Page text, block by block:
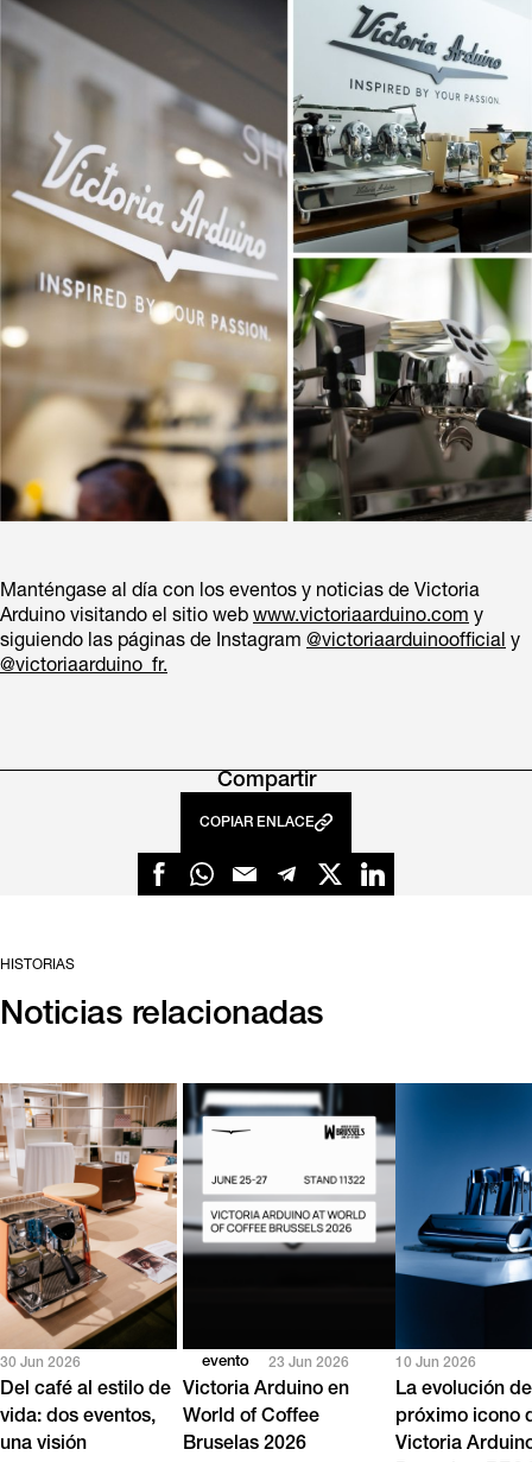
Manténgase al día con los eventos y noticias de Victoria
Arduino visitando el sitio web www.victoriaarduino.com y
siguiendo las páginas de Instagram @victoriaarduinoofficial y
@victoriaarduino_fr.
Compartir
COPIAR ENLACE
HISTORIAS
Noticias relacionadas
30 Jun 2026
Del café al estilo de
vida: dos eventos,
una visión
evento 23 Jun 2026
Victoria Arduino en
World of Coffee
Bruselas 2026
10 Jun 2026
La evolución
próximo icono
Victoria